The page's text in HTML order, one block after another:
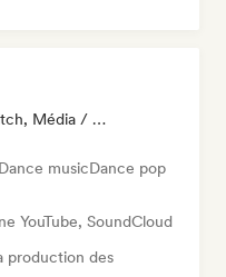
Chaîne Youtube / Twitch, Média / Journaliste, Playlist, Spécialiste Son
Dance musicDance pop
YouTube, SoundCloud
production des